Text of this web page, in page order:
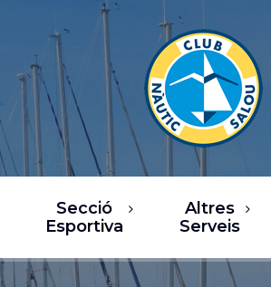
Secció
Esportiva
Altres
Serveis
Restaurants